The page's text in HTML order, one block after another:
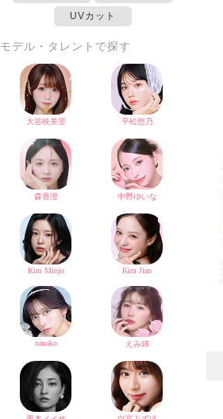
UVカット
モデル・タレントで探す